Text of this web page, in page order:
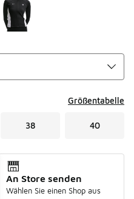
Größentabelle
38 40
An Store senden
Wählen Sie einen Shop aus